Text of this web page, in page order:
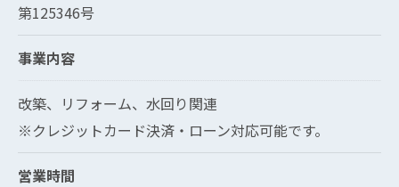
第125346号
事業内容
改築、リフォーム、水回り関連
※クレジットカード決済・ローン対応可能です。
営業時間